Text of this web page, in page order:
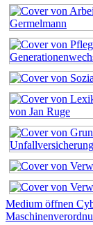
Medium öffnen